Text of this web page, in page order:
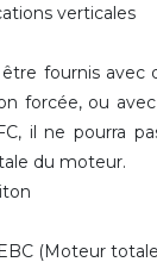
verticales
fournis
forcée, ou
il ne pourra
du moteur.
(Moteur